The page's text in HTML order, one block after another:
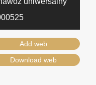
Add web
Download web